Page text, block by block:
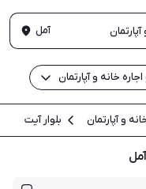
آمل
خانه و آپارتمان
و آپارتمان بلوار آیت